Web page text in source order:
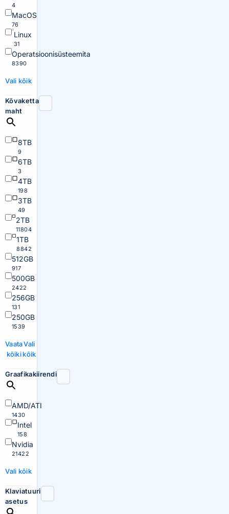
4
MacOS
76
Linux
31
Operatsioonisüsteemita
8390
Vali kõik
Kõvaketta
maht
8TB
9
6TB
3
4TB
198
3TB
49
2TB
11804
1TB
8842
512GB
917
500GB
2422
256GB
131
250GB
1539
Vaata
kõiki
Vali
kõik
Graafikakiirendi
AMD/ATI
1430
Intel
158
Nvidia
21422
Vali kõik
Klaviatuuri
asetus